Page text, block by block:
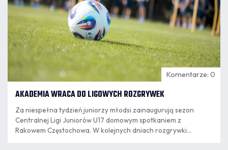
Komentarze: 0
AKADEMIA WRACA DO LIGOWYCH ROZGRYWEK
Za niespełna tydzień juniorzy młodsi zainaugurują sezon
Centralnej Ligi Juniorów U17 domowym spotkaniem z
Rakowem Częstochowa. W kolejnych dniach rozgrywki